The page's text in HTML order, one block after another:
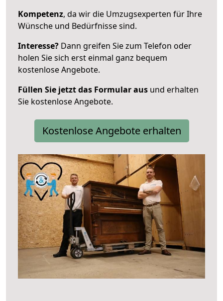
Kompetenz, da wir die Umzugsexperten für Ihre
Wünsche und Bedürfnisse sind.
Interesse? Dann greifen Sie zum Telefon oder
holen Sie sich erst einmal ganz bequem
kostenlose Angebote.
Füllen Sie jetzt das Formular aus und erhalten
Sie kostenlose Angebote.
Kostenlose Angebote erhalten